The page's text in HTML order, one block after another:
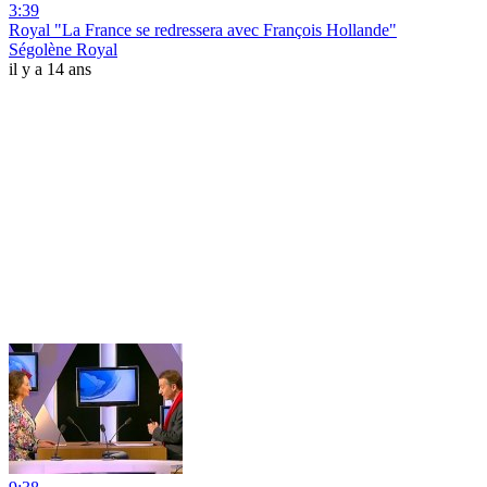
3:39
Royal "La France se redressera avec François Hollande"
Ségolène Royal
il y a 14 ans